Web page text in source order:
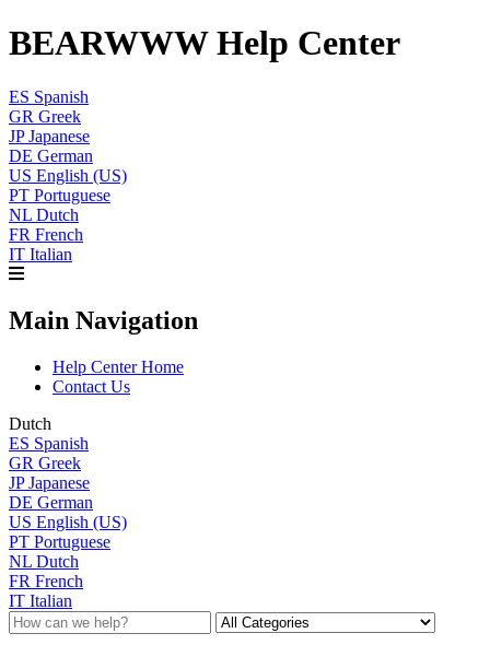
BEARWWW Help Center
ES Spanish
GR Greek
JP Japanese
DE German
US English (US)
PT Portuguese
NL Dutch
FR French
IT Italian
Main Navigation
Help Center Home
Contact Us
Dutch
ES Spanish
GR Greek
JP Japanese
DE German
US English (US)
PT Portuguese
NL Dutch
FR French
IT Italian